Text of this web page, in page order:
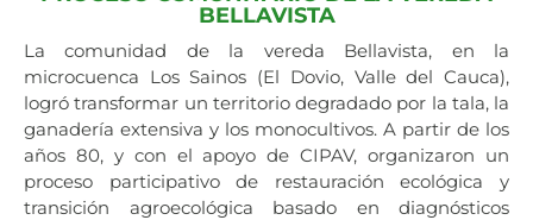
BELLAVISTA
La comunidad de la vereda Bellavista, en la
microcuenca Los Sainos (El Dovio, Valle del Cauca),
logró transformar un territorio degradado por la tala, la
ganadería extensiva y los monocultivos. A partir de los
años 80, y con el apoyo de CIPAV, organizaron un
proceso participativo de restauración ecológica y
transición agroecológica basado en diagnósticos